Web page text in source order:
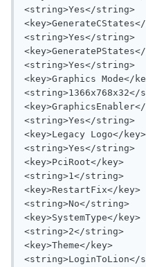
<string>Yes</string>
<string>Yes</string>
<string>Yes</string>
<key>Graphics Mode</
<string>Yes</string>
<key>Legacy Logo</key>
<string>Yes</string>
<key>PciRoot</key>
<string>1</string>
<key>RestartFix</key>
<string>No</string>
<key>SystemType</key>
<string>2</string>
<key>Theme</key>
<string>LoginToLion</